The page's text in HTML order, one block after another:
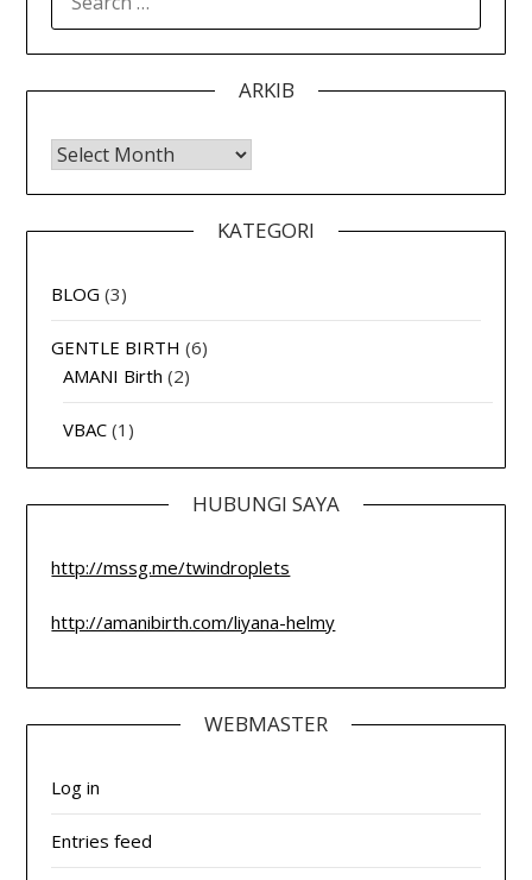
FOR:
ARKIB
Arkib
KATEGORI
BLOG (3)
GENTLE BIRTH (6)
AMANI Birth (2)
VBAC (1)
HUBUNGI SAYA
http://mssg.me/twindroplets
http://amanibirth.com/liyana-helmy
WEBMASTER
Log in
Entries feed